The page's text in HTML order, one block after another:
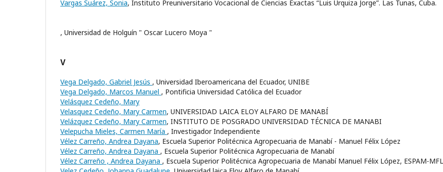
Vargas Suárez, Sonia, Instituto Preuniversitario Vocacional de Ciencias Exactas “Luis Urquiza Jorge”. Las Tunas, Cuba.
, Universidad de Holguín " Oscar Lucero Moya "
V
Vega Delgado, Gabriel Jesús , Universidad Iberoamericana del Ecuador, UNIBE
Vega Delgado, Marcos Manuel , Pontificia Universidad Católica del Ecuador
Velásquez Cedeño, Mary
Velasquez Cedeño, Mary Carmen, UNIVERSIDAD LAICA ELOY ALFARO DE MANABÍ
Velázquez Cedeño, Mary Carmen, INSTITUTO DE POSGRADO UNIVERSIDAD TÉCNICA DE MANABI
Velepucha Mieles, Carmen María , Investigador Independiente
Vélez Carreño, Andrea Dayana, Escuela Superior Politécnica Agropecuaria de Manabí - Manuel Félix López
Vélez Carreño, Andrea Dayana , Escuela Superior Politécnica Agropecuaria de Manabí
Vélez Carreño , Andrea Dayana , Escuela Superior Politécnica Agropecuaria de Manabí Manuel Félix López, ESPAM-MFL